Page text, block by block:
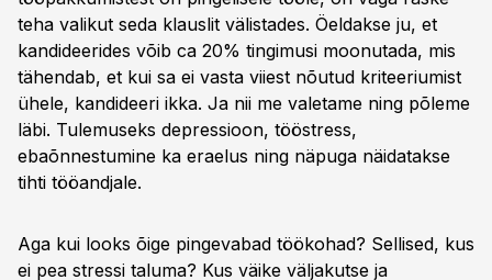
teha valikut seda klauslit välistades. Öeldakse ju, et
kandideerides võib ca 20% tingimusi moonutada, mis
tähendab, et kui sa ei vasta viiest nõutud kriteeriumist
ühele, kandideeri ikka. Ja nii me valetame ning põleme
läbi. Tulemuseks depressioon, tööstress,
ebaõnnestumine ka eraelus ning näpuga näidatakse
tihti tööandjale.
Aga kui looks õige pingevabad töökohad? Sellised, kus
ei pea stressi taluma? Kus väike väljakutse ja